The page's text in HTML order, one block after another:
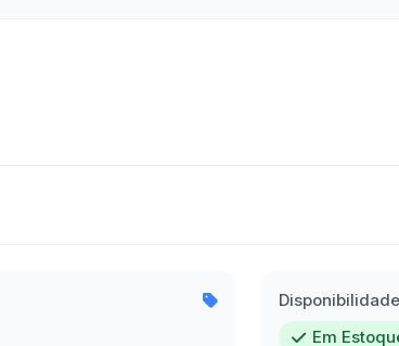
Disponibilidade
Em